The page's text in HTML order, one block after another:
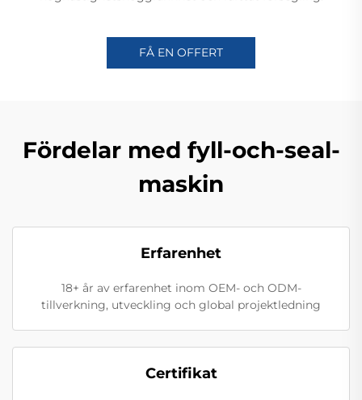
FÅ EN OFFERT
Fördelar med fyll-och-seal-
maskin
Erfarenhet
18+ år av erfarenhet inom OEM- och ODM-
tillverkning, utveckling och global projektledning
Certifikat